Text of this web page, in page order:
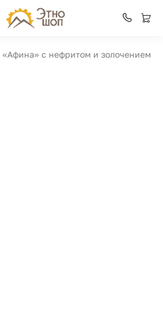
«Афина» с нефритом и золочением